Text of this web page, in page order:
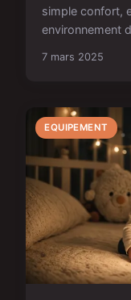
simple confort,
environnement
7 mars 2025
EQUIPEMENT